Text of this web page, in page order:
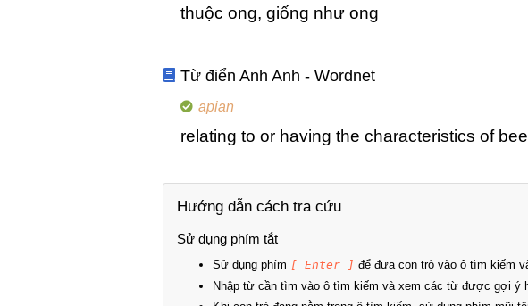
thuộc ong, giống như ong
Từ điển Anh Anh - Wordnet
apian
relating to or having the characteristics of
Hướng dẫn cách tra cứu
Sử dụng phím tắt
Sử dụng phím [ Enter ] để đưa con trỏ vào ô tìm kiếm
Nhập từ cần tìm vào ô tìm kiếm và xem các từ được gợi ý